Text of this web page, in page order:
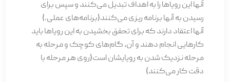
آنها این رویاها را به اهداف تبدیل می­‌کنند و سپس برای
رسیدن به آن­ها برنامه ریزی می­‌کنند(برنامه­‌های عملی.)
آنها اعتقاد دارند که برای تحقق بخشیدن به این رویاها باید
کارهایی انجام دهند و آن، گام‌های کوچک و مرحله به
مرحله نزدیک شدن به رویای­شان است(روی هر مرحله با
دقت کار می­‌کنند)